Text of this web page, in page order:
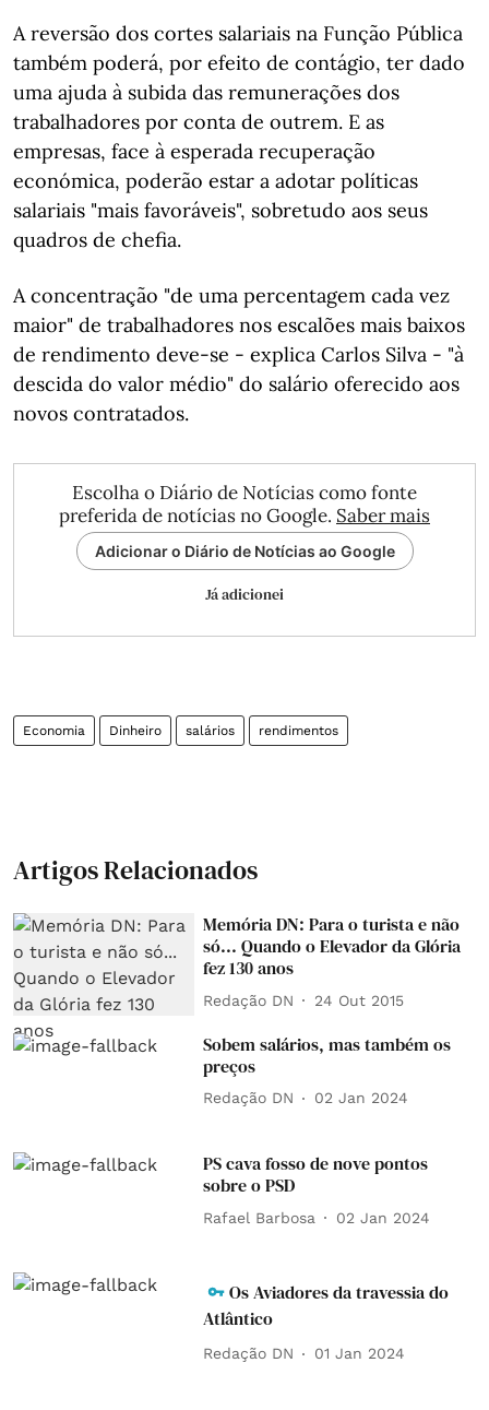
A reversão dos cortes salariais na Função Pública
também poderá, por efeito de contágio, ter dado
uma ajuda à subida das remunerações dos
trabalhadores por conta de outrem. E as
empresas, face à esperada recuperação
económica, poderão estar a adotar políticas
salariais "mais favoráveis", sobretudo aos seus
quadros de chefia.
A concentração "de uma percentagem cada vez
maior" de trabalhadores nos escalões mais baixos
de rendimento deve-se - explica Carlos Silva - "à
descida do valor médio" do salário oferecido aos
novos contratados.
Escolha o Diário de Notícias como fonte
preferida de notícias no Google. Saber mais
Adicionar o Diário de Notícias ao Google
Já adicionei
Economia Dinheiro salários rendimentos
Artigos Relacionados
Memória DN: Para o turista e não
só... Quando o Elevador da Glória
fez 130 anos
Redação DN 24 Out 2015
Sobem salários, mas também os
preços
Redação DN 02 Jan 2024
PS cava fosso de nove pontos
sobre o PSD
Rafael Barbosa 02 Jan 2024
Os Aviadores da travessia do
Atlântico
Redação DN 01 Jan 2024